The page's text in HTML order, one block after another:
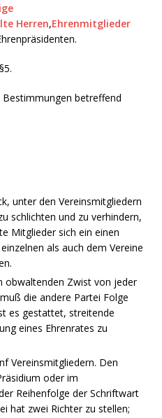
Herren,Ehrenmitglieder
§5.
Bestimmungen betreffend
unter den Vereinsmitgliedern
schlichten und zu verhindern,
Mitglieder sich ein einen
als auch dem Vereine
obwaltenden Zwist von jeder
die andere Partei Folge
es gestattet, streitende
eines Ehrenrates zu
Vereinsmitgliedern. Den
oder im
Reihenfolge der Schriftwart
hat zwei Richter zu stellen;